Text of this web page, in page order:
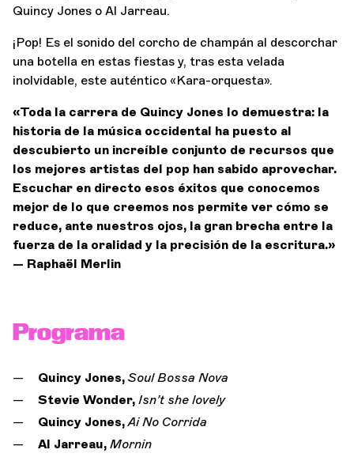
Quincy Jones o Al Jarreau.
¡Pop! Es el sonido del corcho de champán al descorchar
una botella en estas fiestas y, tras esta velada
inolvidable, este auténtico «Kara-orquesta».
«Toda la carrera de Quincy Jones lo demuestra: la
historia de la música occidental ha puesto al
descubierto un increíble conjunto de recursos que
los mejores artistas del pop han sabido aprovechar.
Escuchar en directo esos éxitos que conocemos
mejor de lo que creemos nos permite ver cómo se
reduce, ante nuestros ojos, la gran brecha entre la
fuerza de la oralidad y la precisión de la escritura.»
— Raphaël Merlin
Programa
Quincy Jones, Soul Bossa Nova
Stevie Wonder, Isn’t she lovely
Quincy Jones, Ai No Corrida
Al Jarreau, Mornin